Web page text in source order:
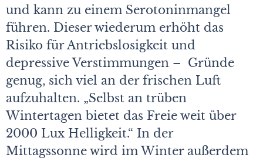
und kann zu einem Serotoninmangel
führen. Dieser wiederum erhöht das
Risiko für Antriebslosigkeit und
depressive Verstimmungen – Gründe
genug, sich viel an der frischen Luft
aufzuhalten. „Selbst an trüben
Wintertagen bietet das Freie weit über
2000 Lux Helligkeit.“ In der
Mittagssonne wird im Winter außerdem